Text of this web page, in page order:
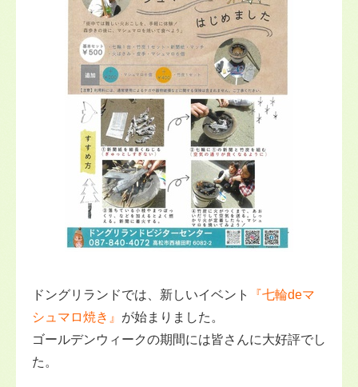
ドングリランドでは、新しいイベント
『七輪deマ
シュマロ焼き』 が始まりました。
ゴールデンウィークの期間には皆さんに大好評でし
た。